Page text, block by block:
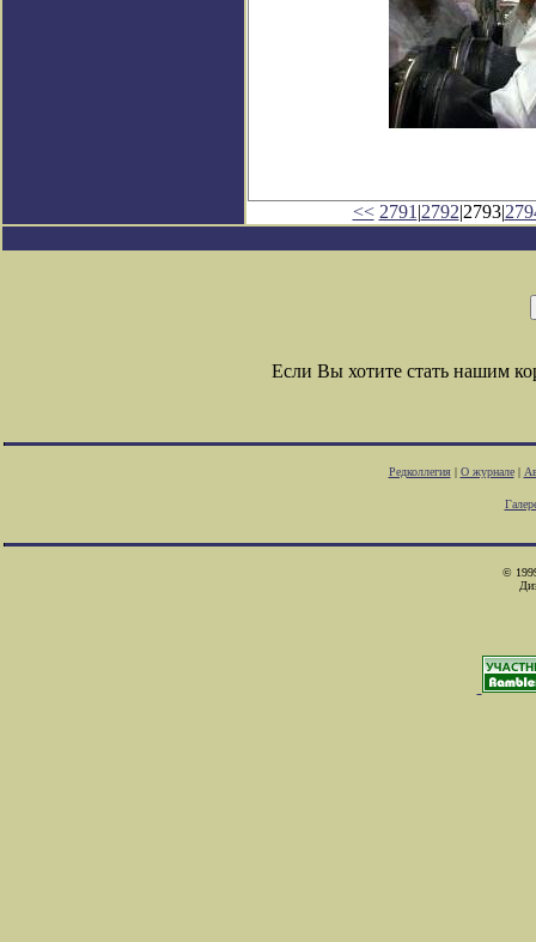
<< 2791 |2792|2793|
Если Вы хотите стать нашим
Редколлегия| О журнале|
©